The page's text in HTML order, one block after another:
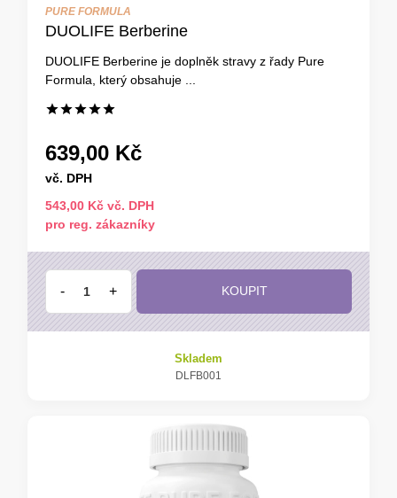
PURE FORMULA
DUOLIFE Berberine
DUOLIFE Berberine je doplněk stravy z řady Pure
Formula, který obsahuje ...
639,00 Kč
vč. DPH
543,00 Kč vč. DPH
pro reg. zákazníky
- + KOUPIT
Skladem
DLFB001